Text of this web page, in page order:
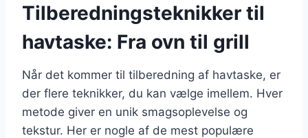
Tilberedningsteknikker til
havtaske: Fra ovn til grill
Når det kommer til tilberedning af havtaske, er
der flere teknikker, du kan vælge imellem. Hver
metode giver en unik smagsoplevelse og
tekstur. Her er nogle af de mest populære